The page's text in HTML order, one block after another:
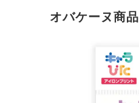
オバケーヌ商品